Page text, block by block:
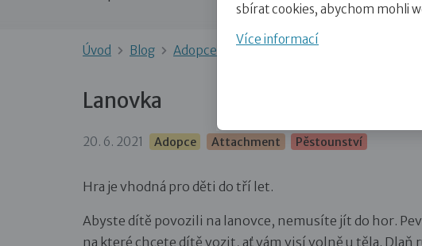
Úvod Blog Adopce Lanovka
Lanovka
20. 6. 2021 Adopce Attachment Pěstounství
Hra je vhodná pro děti do tří let.
Abyste dítě povozili na lanovce, nemusíte jít do hor.
na které chcete dítě vozit, ať vám visí volně u těla.
sbírat cookies, abychom mohli
Více informací